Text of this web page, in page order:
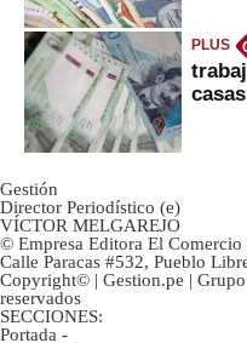
PLUS
Gestión
Director Periodístico (e)
VÍCTOR MELGAREJO
© Empresa Editora El Comercio
Calle Paracas #532, Pueblo
Copyright© | Gestion.pe |
reservados
SECCIONES:
Portada -